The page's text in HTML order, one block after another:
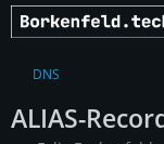
DNS
ALIAS-